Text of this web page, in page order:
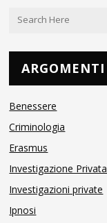
ARGOMENTI
Benessere
Criminologia
Erasmus
Investigazione Privata
Investigazioni private
Ipnosi